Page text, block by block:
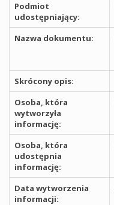
Podmiot
udostępniający:
Nazwa dokumentu:
Skrócony opis:
Osoba, która
wytworzyła
informację:
Osoba, która
udostępnia
informację:
Data wytworzenia
informacji: